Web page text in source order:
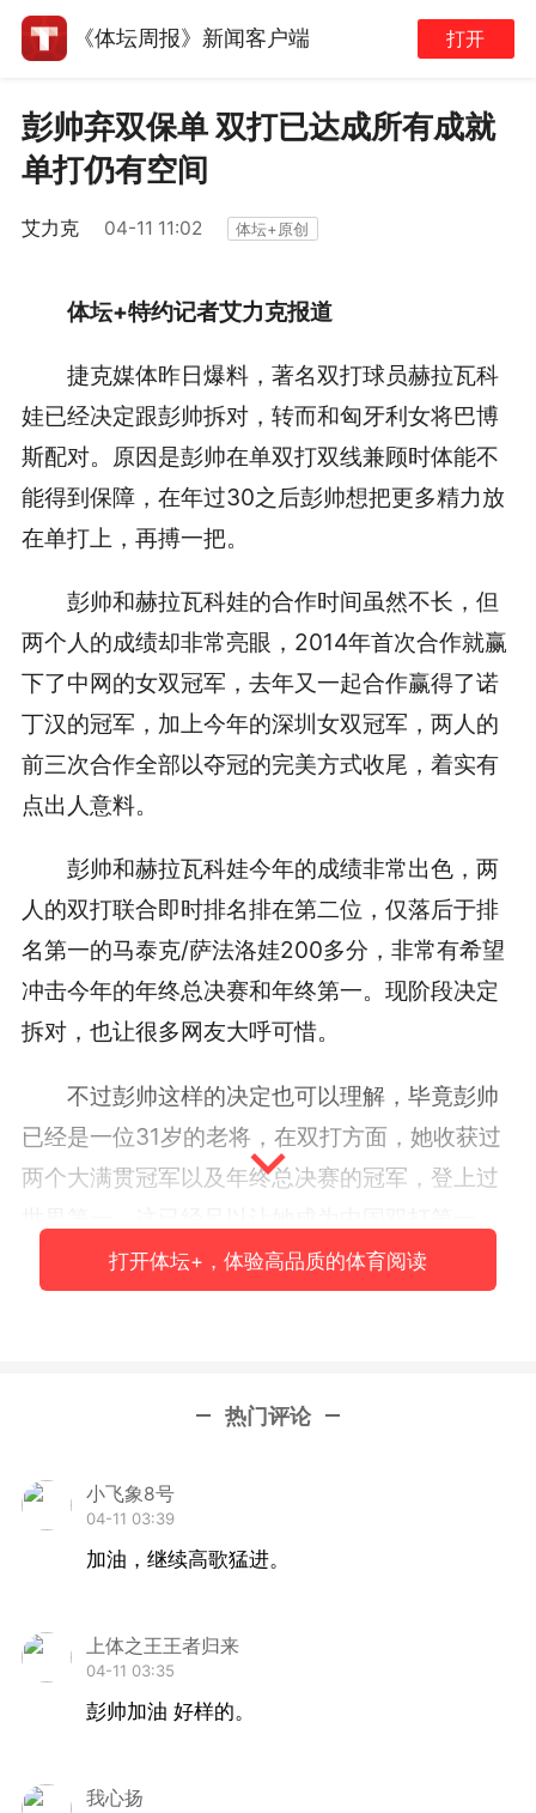
《体坛周报》新闻客户端 打开
彭帅弃双保单 双打已达成所有成就
单打仍有空间
艾力克 04-11 11:02 体坛+原创
体坛+特约记者艾力克报道
捷克媒体昨日爆料，著名双打球员赫拉瓦科
娃已经决定跟彭帅拆对，转而和匈牙利女将巴博
斯配对。原因是彭帅在单双打双线兼顾时体能不
能得到保障，在年过30之后彭帅想把更多精力放
在单打上，再搏一把。
彭帅和赫拉瓦科娃的合作时间虽然不长，但
两个人的成绩却非常亮眼，2014年首次合作就赢
下了中网的女双冠军，去年又一起合作赢得了诺
丁汉的冠军，加上今年的深圳女双冠军，两人的
前三次合作全部以夺冠的完美方式收尾，着实有
点出人意料。
彭帅和赫拉瓦科娃今年的成绩非常出色，两
人的双打联合即时排名排在第二位，仅落后于排
名第一的马泰克/萨法洛娃200多分，非常有希望
冲击今年的年终总决赛和年终第一。现阶段决定
拆对，也让很多网友大呼可惜。
不过彭帅这样的决定也可以理解，毕竟彭帅
已经是一位31岁的老将，在双打方面，她收获过
两个大满贯冠军以及年终总决赛的冠军，登上过
人。所以，放弃双打，拼一下还有很大提升空间
的单打，对彭帅来说也未尝不是一个明智的抉
接下来，摆在彭帅面前的单打目标也变得很
WTA巡回赛单打冠军的夙愿，那么，突破自己曾
经的世界最高排名无疑会成为彭帅的下一个目
标。在女子网坛，世界前十是超一流好手和一流
年8月份到达过世界第14位，与世界前十可以说
距离很近。但很遗憾彭帅未能延续当时火热的状
态，继续前进的步伐。
从去年3月份回归以来，彭帅仅仅用了一年的
打开体坛+，体验高品质的体育阅读
热门评论
小飞象8号
04-11 03:39
加油，继续高歌猛进。
上体之王王者归来
04-11 03:35
彭帅加油 好样的。
我心扬